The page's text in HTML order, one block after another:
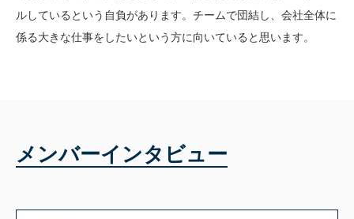
ルしているという自負があります。チームで団結し、会社全体に
係る大きな仕事をしたいという方に向いていると思います。
メンバーインタビュー